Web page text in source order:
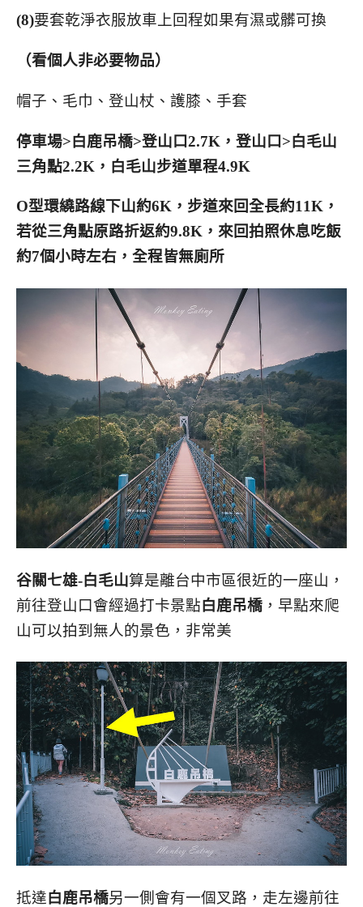
(8)要套乾淨衣服放車上回程如果有濕或髒可換
（看個人非必要物品）
帽子、毛巾、登山杖、護膝、手套
停車場>白鹿吊橋>登山口2.7K，登山口>白毛山
三角點2.2K，白毛山步道單程4.9K
O型環繞路線下山約6K，步道來回全長約11K，
若從三角點原路折返約9.8K， 來回拍照休息吃飯
約7個小時左右，全程皆無廁所
谷關七雄-白毛山算是離台中市區很近的一座山，
前往登山口會經過打卡景點白鹿吊橋，早點來爬
山可以拍到無人的景色，非常美
抵達白鹿吊橋另一側會有一個叉路，走左邊前往